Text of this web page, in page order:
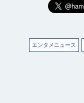
エンタメニュース